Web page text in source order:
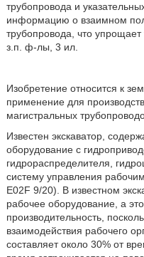
трубопровода и
информацию о взаимном
трубопровода, что
з.п. ф-лы, 3 ил.
Изобретение относится к
применение для
магистральных
Известен экскаватор,
оборудование с
гидрораспределителя,
систему управления
E02F 9/20). В известном
рабочее оборудование, а
производительность,
взаимодействия рабочего
составляет около 30% от